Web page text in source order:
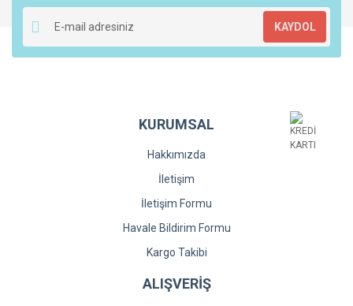
KAYDOL
KURUMSAL
Hakkımızda
İletişim
İletişim Formu
Havale Bildirim Formu
Kargo Takibi
ALIŞVERİŞ